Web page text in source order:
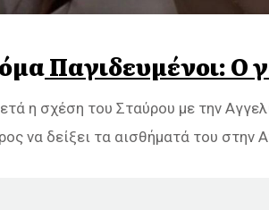
Παγιδευμένοι: Ο
η σχέση του Σταύρου με την
να δείξει τα αισθήματά του στην